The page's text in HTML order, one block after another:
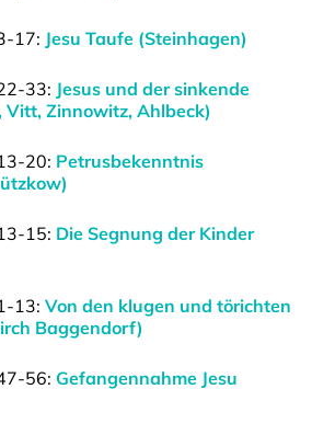
17: Jesu Taufe (Steinhagen)
33: Jesus und der sinkende
Vitt, Zinnowitz, Ahlbeck)
20: Petrusbekenntnis
15: Die Segnung der Kinder
13: Von den klugen und törichten
Baggendorf)
56: Gefangennahme Jesu